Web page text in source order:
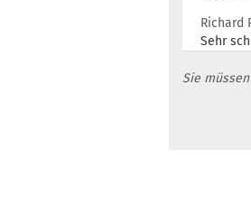
Richard
Sehr
Sie